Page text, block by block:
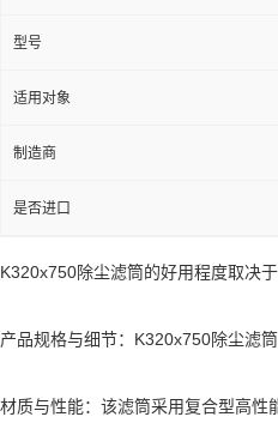
型号
适用对象
制造商
是否进口
K320x750除尘滤筒的好用程度取决
产品规格与细节：K320x750除尘滤
材质与性能：该滤筒采用复合型高性